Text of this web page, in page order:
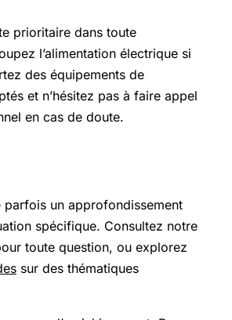
prioritaire dans toute
l’alimentation électrique si
des équipements de
et n’hésitez pas à faire appel
en cas de doute.
parfois un approfondissement
spécifique. Consultez notre
toute question, ou explorez
sur des thématiques